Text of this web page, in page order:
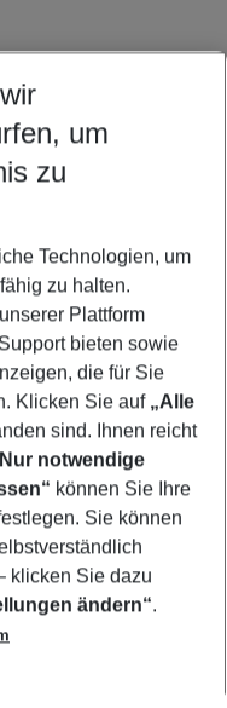
um
zu
Technologien, um
zu halten.
Plattform
bieten sowie
die für Sie
Klicken Sie auf „Alle
sind. Ihnen reicht
notwendige
können Sie Ihre
Sie können
klicken Sie dazu
ändern“.